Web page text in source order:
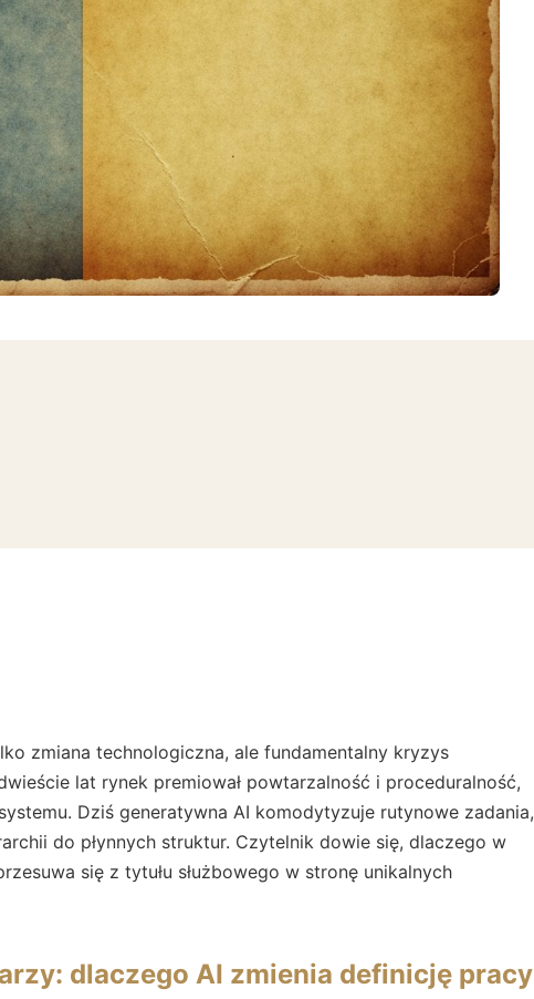
zmiana technologiczna, ale fundamentalny kryzys
lat rynek premiował powtarzalność i proceduralność,
Dziś generatywna AI komodytyzuje rutynowe zadania,
do płynnych struktur. Czytelnik dowie się, dlaczego w
się z tytułu służbowego w stronę unikalnych
dlaczego AI zmienia definicję pracy